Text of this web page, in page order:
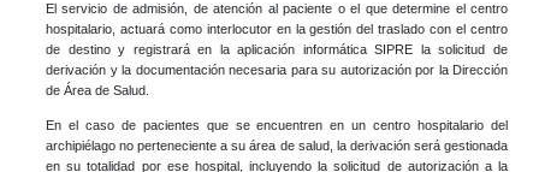
El servicio de admisión, de atención al paciente o el que determine el centro
hospitalario, actuará como interlocutor en la gestión del traslado con el centro
de destino y registrará en la aplicación informática SIPRE la solicitud de
derivación y la documentación necesaria para su autorización por la Dirección
de Área de Salud.
En el caso de pacientes que se encuentren en un centro hospitalario del
archipiélago no perteneciente a su área de salud, la derivación será gestionada
en su totalidad por ese hospital, incluyendo la solicitud de autorización a la